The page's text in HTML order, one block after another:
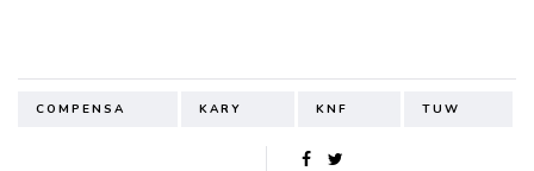
COMPENSA KARY KNF TUW